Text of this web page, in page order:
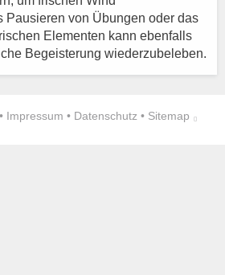
Pausieren von Übungen oder das
Elementen kann ebenfalls
Begeisterung wiederzubeleben.
Impressum • Datenschutz • Sitemap